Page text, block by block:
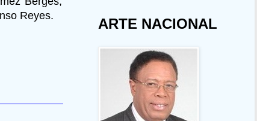
Reyes.
ARTE NACIONAL